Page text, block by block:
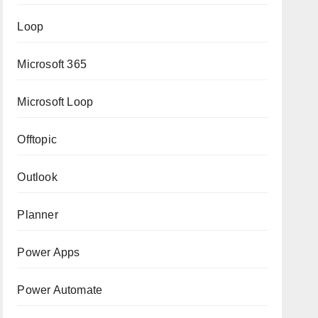
Loop
Microsoft 365
Microsoft Loop
Offtopic
Outlook
Planner
Power Apps
Power Automate